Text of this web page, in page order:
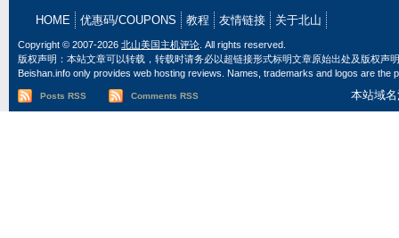
HOME 优惠码/COUPONS 教程 友情链接 关于北山
Copyright © 2007-2026 北山美国主机评论 . All rights reserved.
版权声明：本站文章可以转载，转载时请务必以超链接形式标明文章原始出处及版权声
Beishan.info only provides web hosting reviews. Names, trademarks and logos are
Posts RSS Comments RSS 本站域